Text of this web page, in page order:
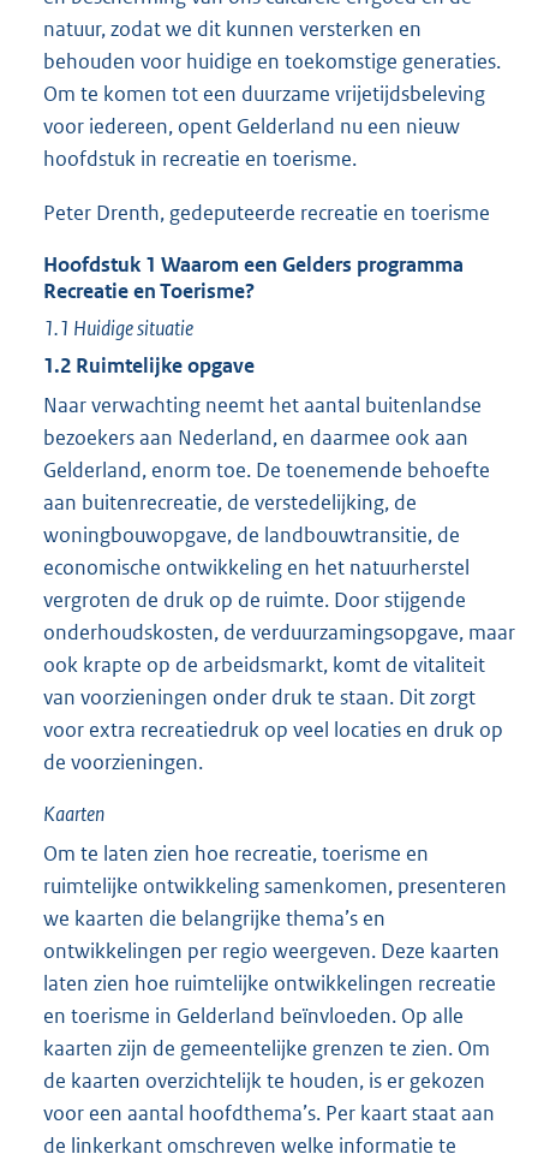
natuur, zodat we dit kunnen versterken en
behouden voor huidige en toekomstige generaties.
Om te komen tot een duurzame vrijetijdsbeleving
voor iedereen, opent Gelderland nu een nieuw
hoofdstuk in recreatie en toerisme.
Peter Drenth, gedeputeerde recreatie en toerisme
Hoofdstuk 1 Waarom een Gelders programma
Recreatie en Toerisme?
1.1 Huidige situatie
1.2 Ruimtelijke opgave
Naar verwachting neemt het aantal buitenlandse
bezoekers aan Nederland, en daarmee ook aan
Gelderland, enorm toe. De toenemende behoefte
aan buitenrecreatie, de verstedelijking, de
woningbouwopgave, de landbouwtransitie, de
economische ontwikkeling en het natuurherstel
vergroten de druk op de ruimte. Door stijgende
onderhoudskosten, de verduurzamingsopgave, maar
ook krapte op de arbeidsmarkt, komt de vitaliteit
van voorzieningen onder druk te staan. Dit zorgt
voor extra recreatiedruk op veel locaties en druk op
de voorzieningen.
Kaarten
Om te laten zien hoe recreatie, toerisme en
ruimtelijke ontwikkeling samenkomen, presenteren
we kaarten die belangrijke thema’s en
ontwikkelingen per regio weergeven. Deze kaarten
laten zien hoe ruimtelijke ontwikkelingen recreatie
en toerisme in Gelderland beïnvloeden. Op alle
kaarten zijn de gemeentelijke grenzen te zien. Om
de kaarten overzichtelijk te houden, is er gekozen
voor een aantal hoofdthema’s. Per kaart staat aan
de linkerkant omschreven welke informatie te